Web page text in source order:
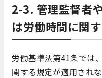
2-3. 管理監督者
は労働時間に関
労働基準法第41条では
関する規定が適用され